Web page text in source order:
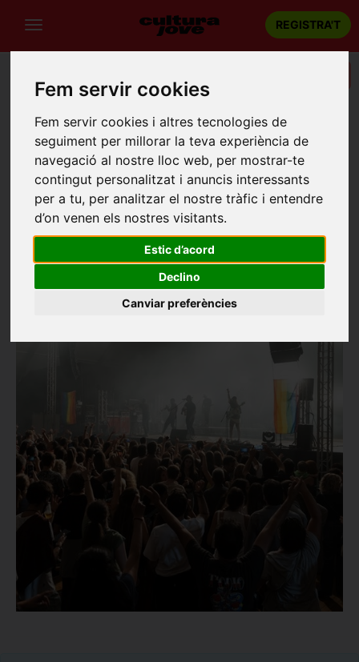
Fem servir cookies
Fem servir cookies i altres tecnologies de
seguiment per millorar la teva experiència de
navegació al nostre lloc web, per mostrar-te
contingut personalitzat i anuncis interessants
per a tu, per analitzar el nostre tràfic i entendre
d’on venen els nostres visitants.
Estic d’acord
Declino
Canviar preferències
REGISTRA'T
ENVELAT DE CALELLA
Platja gran S/N